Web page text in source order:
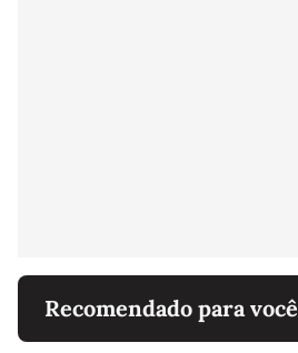
Recomendado para você